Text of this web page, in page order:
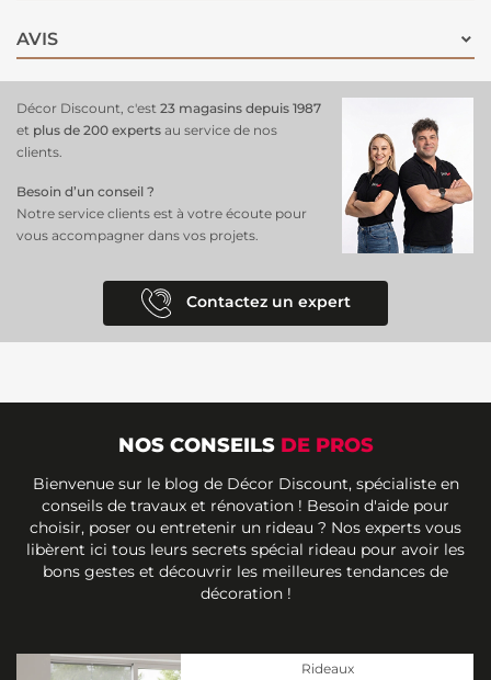
AVIS
Décor Discount, c'est 23 magasins depuis 1987
et plus de 200 experts au service de nos
clients.
Besoin d’un conseil ?
Notre service clients est à votre écoute pour
vous accompagner dans vos projets.
Contactez un expert
NOS CONSEILS DE PROS
Bienvenue sur le blog de Décor Discount, spécialiste en
conseils de travaux et rénovation ! Besoin d'aide pour
choisir, poser ou entretenir un rideau ? Nos experts vous
libèrent ici tous leurs secrets spécial rideau pour avoir les
bons gestes et découvrir les meilleures tendances de
décoration !
Rideaux